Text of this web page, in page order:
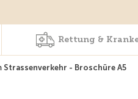
Rettung &
Strassenverkehr - Broschüre A5